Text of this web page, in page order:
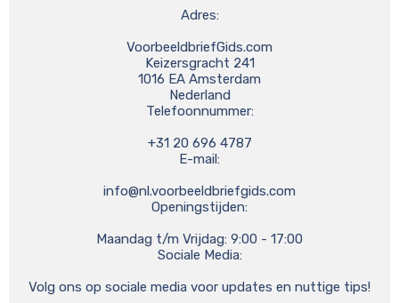
Adres:
VoorbeeldbriefGids.com
Keizersgracht 241
1016 EA Amsterdam
Nederland
Telefoonnummer:
+31 20 696 4787
E-mail:
info@nl.voorbeeldbriefgids.com
Openingstijden:
Maandag t/m Vrijdag: 9:00 - 17:00
Sociale Media:
Volg ons op sociale media voor updates en nuttige tips!